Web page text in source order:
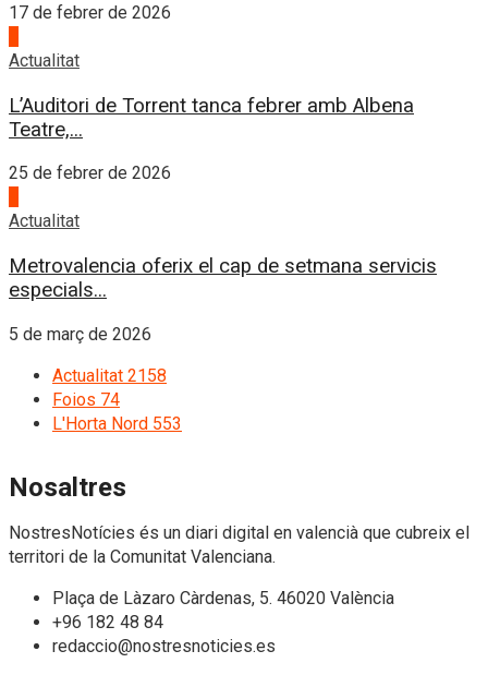
17 de febrer de 2026
Actualitat
L’Auditori de Torrent tanca febrer amb Albena
Teatre,...
25 de febrer de 2026
Actualitat
Metrovalencia oferix el cap de setmana servicis
especials...
5 de març de 2026
Actualitat 2158
Foios 74
L'Horta Nord 553
Nosaltres
NostresNotícies és un diari digital en valencià que cubreix el
territori de la Comunitat Valenciana.
Plaça de Làzaro Càrdenas, 5. 46020 València
+96 182 48 84
redaccio@nostresnoticies.es